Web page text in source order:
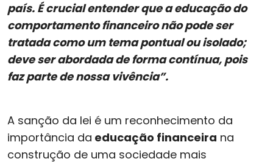
país. É crucial entender que a educação do
comportamento financeiro não pode ser
tratada como um tema pontual ou isolado;
deve ser abordada de forma contínua, pois
faz parte de nossa vivência”.
A sanção da lei é um reconhecimento da
importância da educação financeira na
construção de uma sociedade mais